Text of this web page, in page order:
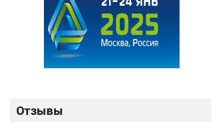
Отзывы